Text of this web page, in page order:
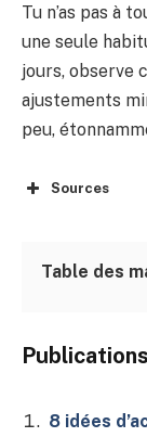
Tu n’as pas à
une seule
jours, observe
ajustements
peu,
Sources
Table des
8 idées